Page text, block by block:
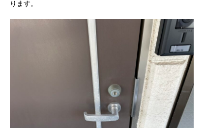
ります。